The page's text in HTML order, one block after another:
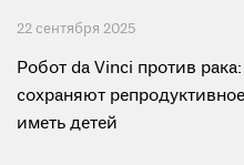
22 сентября 2025
Робот da Vinci против
сохраняют
иметь детей